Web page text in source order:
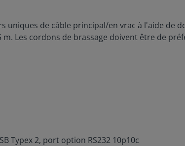
de câble principal/en vrac à l'aide de
Les cordons de brassage doivent être de
Typex 2, port option RS232 10p10c